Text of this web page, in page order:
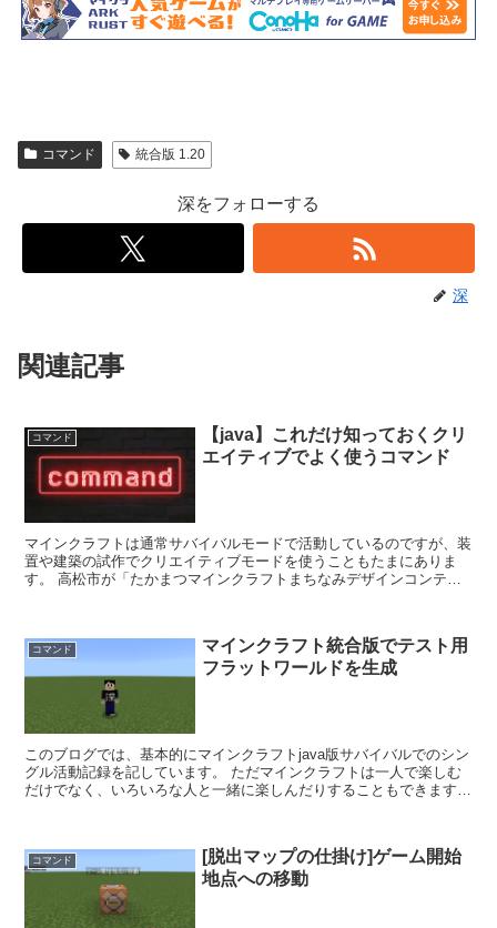
コマンド 統合版 1.20
深をフォローする
深
関連記事
コマンド
【java】これだけ知っておくクリ
エイティブでよく使うコマンド
マインクラフトは通常サバイバルモードで活動しているのですが、装
置や建築の試作でクリエイティブモードを使うこともたまにありま
す。 高松市が「たかまつマインクラフトまちなみデザインコンテス
コマンド
マインクラフト統合版でテスト用
フラットワールドを生成
このブログでは、基本的にマインクラフトjava版サバイバルでのシン
グル活動記録を記しています。 ただマインクラフトは一人で楽しむ
だけでなく、いろいろな人と一緒に楽しんだりすることもできます。
コマンド
[脱出マップの仕掛け]ゲーム開始
地点への移動